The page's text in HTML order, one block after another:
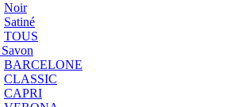
Noir
Satiné
TOUS
BARCELONE
CLASSIC
CAPRI